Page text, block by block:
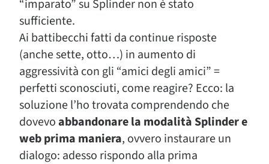
“imparato” su Splinder non è stato
sufficiente.
Ai battibecchi fatti da continue risposte
(anche sette, otto…) in aumento di
aggressività con gli “amici degli amici” =
perfetti sconosciuti, come reagire? Ecco: la
soluzione l’ho trovata comprendendo che
dovevoabbandonare la modalità Splinder e
web prima maniera, ovvero instaurare un
dialogo: adesso rispondo alla prima